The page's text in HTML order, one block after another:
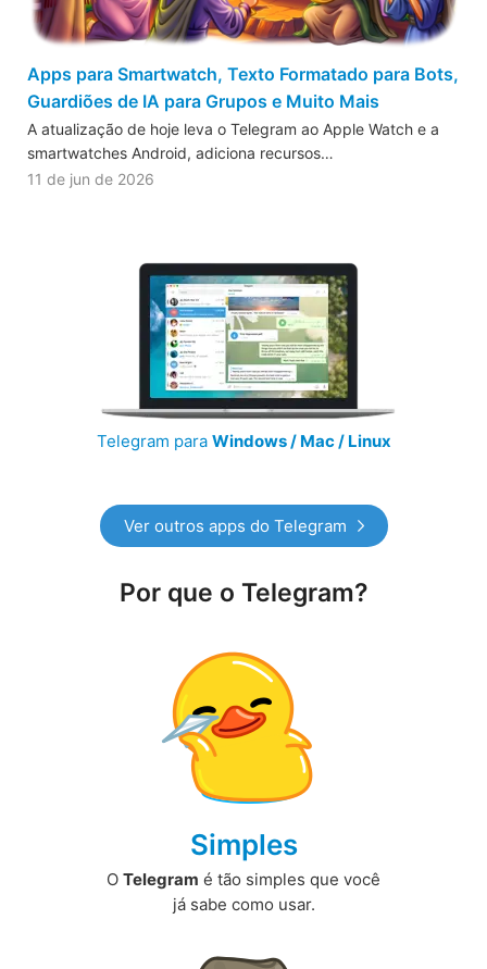
Apps para Smartwatch, Texto Formatado para Bots,
Guardiões de IA para Grupos e Muito Mais
A atualização de hoje leva o Telegram ao Apple Watch e a
smartwatches Android, adiciona recursos…
11 de jun de 2026
Telegram para Windows / Mac / Linux
Ver outros apps do Telegram
Por que o Telegram?
Simples
O Telegram é tão simples que você
já sabe como usar.